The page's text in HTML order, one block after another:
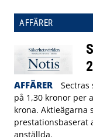
AFFÄRER
AFFÄRER
på 1,30 kronor per
krona. Aktieägarna
prestationsbaserat
anställda.